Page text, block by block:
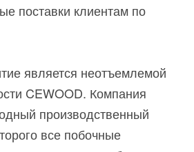
поставки клиентам по
является неотъемлемой
CEWOOD. Компания
производственный
все побочные